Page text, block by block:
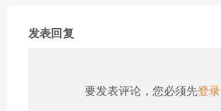
发表回复
要发表评论，您必须先登录